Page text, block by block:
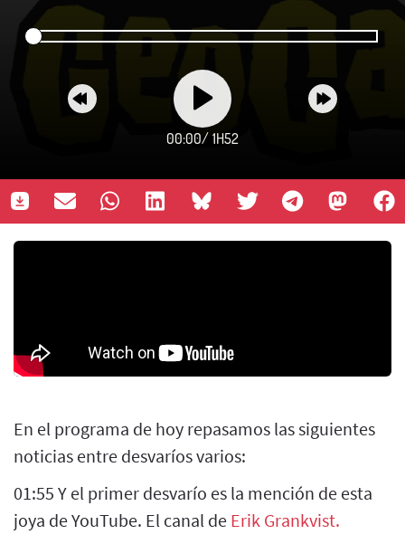
00:00/ 1H52
En el programa de hoy repasamos las siguientes
noticias entre desvaríos varios:
01:55 Y el primer desvarío es la mención de esta
joya de YouTube. El canal de Erik Grankvist.